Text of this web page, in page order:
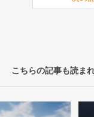
こちらの記事も読ま